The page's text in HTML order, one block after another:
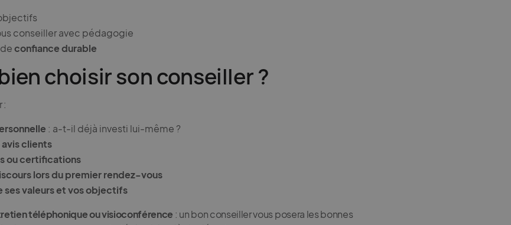
conseiller avec pédagogie
confiance durable
choisir son conseiller ?
:
: a-t-il déjà investi lui-même ?
clients
ou certifications
lors du premier rendez-vous
ses valeurs et vos objectifs
téléphonique ou visioconférence : un bon conseiller vous posera les bonnes